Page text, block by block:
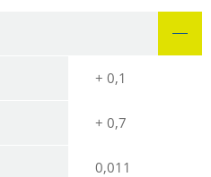
+ 0,1
+ 0,7
0,011